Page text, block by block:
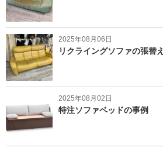
2025年08月06日
リクライングソファの張替
2025年08月02日
特注ソファベッドの事例